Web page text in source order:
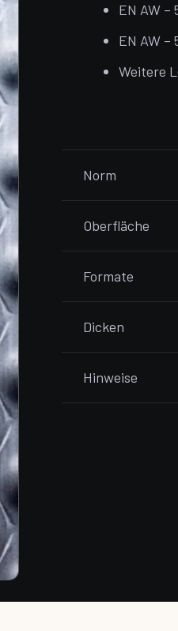
EN AW –
EN AW –
Weitere
Norm
Oberfläche
Formate
Dicken
Hinweise